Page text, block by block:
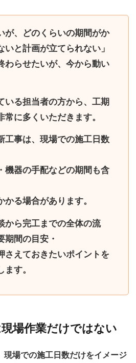
が、どのくらいの期間がか
と計画が立てられない」
わらせたいが、今から動い
いる担当者の方から、工期
に多くいただきます。
事は、 現場での施工日数
機器の手配などの期間も含
かる場合があります。
から完工までの全体の流
期間の目安・
さえておきたいポイント を
す。
現場作業だけではない
現場での施工日数だけをイメージ